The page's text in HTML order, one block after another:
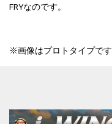
FRYなのです。
※画像はプロトタイプです